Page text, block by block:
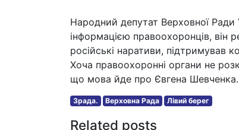
Народний депутат Верховної Ради
інформацією правоохоронців, він
російські наративи, підтримував
Хоча правоохоронні органи не
що мова йде про Євгена Шевченка.
Зрада. Верховна Рада Лівий берег
Related posts